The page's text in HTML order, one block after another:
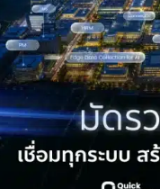
ใครสัก
อมช่วยเหลือ ทั้
ปรึกษา